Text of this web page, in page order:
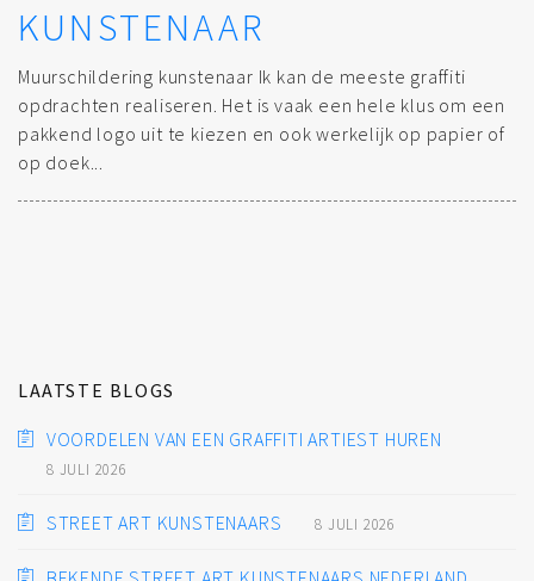
KUNSTENAAR
Muurschildering kunstenaar Ik kan de meeste graffiti
opdrachten realiseren. Het is vaak een hele klus om een
pakkend logo uit te kiezen en ook werkelijk op papier of
op doek...
LAATSTE BLOGS
VOORDELEN VAN EEN GRAFFITI ARTIEST HUREN
8 JULI 2026
STREET ART KUNSTENAARS 8 JULI 2026